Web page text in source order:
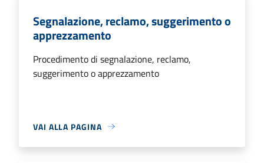
Segnalazione, reclamo, suggerimento o
apprezzamento
Procedimento di segnalazione, reclamo,
suggerimento o apprezzamento
VAI ALLA PAGINA